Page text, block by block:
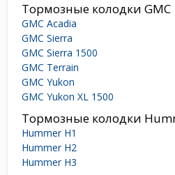
Тормозные колодки GMC
GMC Acadia
GMC Sierra
GMC Sierra 1500
GMC Terrain
GMC Yukon
GMC Yukon XL 1500
Тормозные колодки
Hummer H1
Hummer H2
Hummer H3